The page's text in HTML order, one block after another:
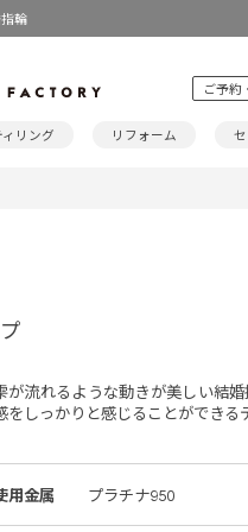
輪
ご予約
ィリング リフォーム セ
が流れるような動きが美しい結
をしっかりと感じることができる
用金属 プラチナ950